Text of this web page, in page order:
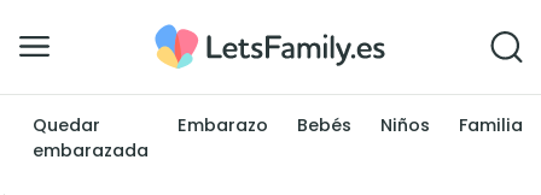
Quedar
embarazada
Embarazo Bebés Niños Familia